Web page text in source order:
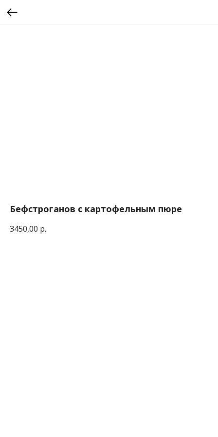
Бефстроганов с картофельным пюре
3450,00 р.